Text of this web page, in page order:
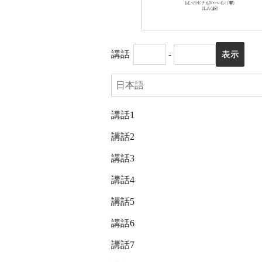
講話 -
講話1
講話2
講話3
講話4
講話5
講話6
講話7